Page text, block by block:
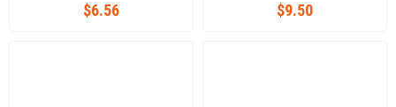
$6.56 $9.50